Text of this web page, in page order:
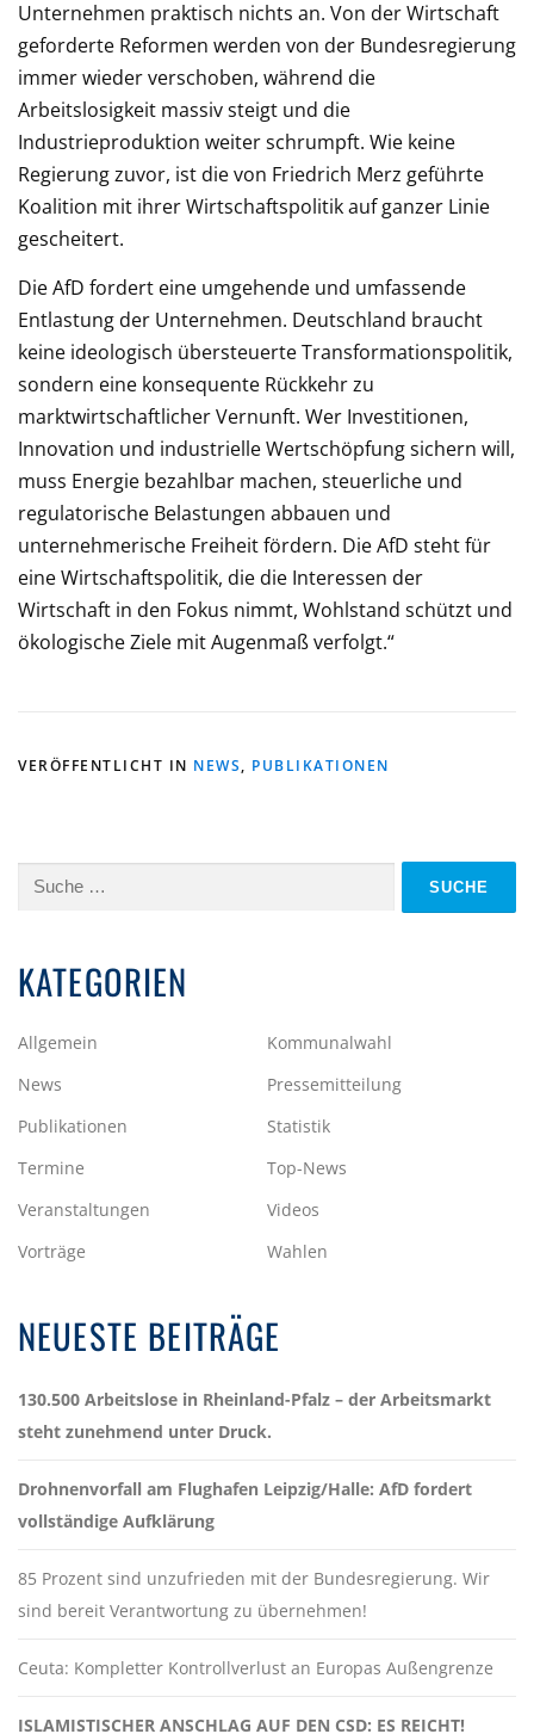
Unternehmen praktisch nichts an. Von der Wirtschaft
geforderte Reformen werden von der Bundesregierung
immer wieder verschoben, während die
Arbeitslosigkeit massiv steigt und die
Industrieproduktion weiter schrumpft. Wie keine
Regierung zuvor, ist die von Friedrich Merz geführte
Koalition mit ihrer Wirtschaftspolitik auf ganzer Linie
gescheitert.
Die AfD fordert eine umgehende und umfassende
Entlastung der Unternehmen. Deutschland braucht
keine ideologisch übersteuerte Transformationspolitik,
sondern eine konsequente Rückkehr zu
marktwirtschaftlicher Vernunft. Wer Investitionen,
Innovation und industrielle Wertschöpfung sichern will,
muss Energie bezahlbar machen, steuerliche und
regulatorische Belastungen abbauen und
unternehmerische Freiheit fördern. Die AfD steht für
eine Wirtschaftspolitik, die die Interessen der
Wirtschaft in den Fokus nimmt, Wohlstand schützt und
ökologische Ziele mit Augenmaß verfolgt.“
VERÖFFENTLICHT IN NEWS, PUBLIKATIONEN
Suche
KATEGORIEN
Allgemein
Kommunalwahl
News
Pressemitteilung
Publikationen
Statistik
Termine
Top-News
Veranstaltungen
Videos
Vorträge
Wahlen
NEUESTE BEITRÄGE
130.500 Arbeitslose in Rheinland-Pfalz – der Arbeitsmarkt
steht zunehmend unter Druck.
Drohnenvorfall am Flughafen Leipzig/Halle: AfD fordert
vollständige Aufklärung
85 Prozent sind unzufrieden mit der Bundesregierung. Wir
sind bereit Verantwortung zu übernehmen!
Ceuta: Kompletter Kontrollverlust an Europas Außengrenze
ISLAMISTISCHER ANSCHLAG AUF DEN CSD: ES REICHT!